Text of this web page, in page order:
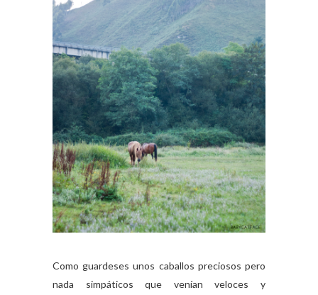
Como guardeses unos caballos preciosos pero
nada simpáticos que venían veloces y